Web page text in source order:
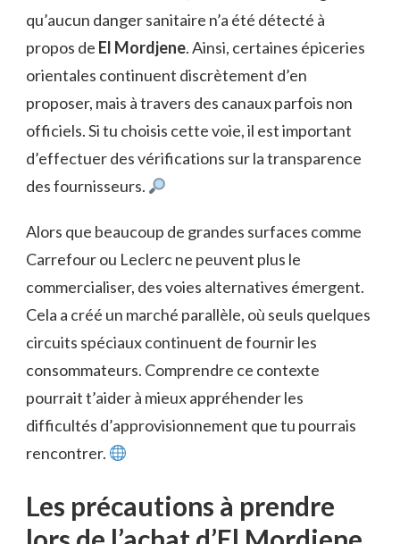
qu’aucun danger sanitaire n’a été détecté à
propos de El Mordjene. Ainsi, certaines épiceries
orientales continuent discrètement d’en
proposer, mais à travers des canaux parfois non
officiels. Si tu choisis cette voie, il est important
d’effectuer des vérifications sur la transparence
des fournisseurs.
Alors que beaucoup de grandes surfaces comme
Carrefour ou Leclerc ne peuvent plus le
commercialiser, des voies alternatives émergent.
Cela a créé un marché parallèle, où seuls quelques
circuits spéciaux continuent de fournir les
consommateurs. Comprendre ce contexte
pourrait t’aider à mieux appréhender les
difficultés d’approvisionnement que tu pourrais
rencontrer.
Les précautions à prendre